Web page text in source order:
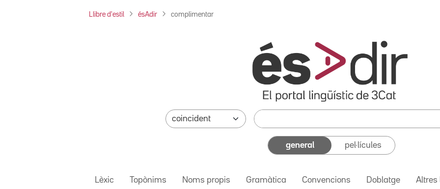
Llibre d'estil ésAdir complimentar
general pel·lícules
Lèxic Topònims Noms propis Gramàtica Convencions Doblatge Altres